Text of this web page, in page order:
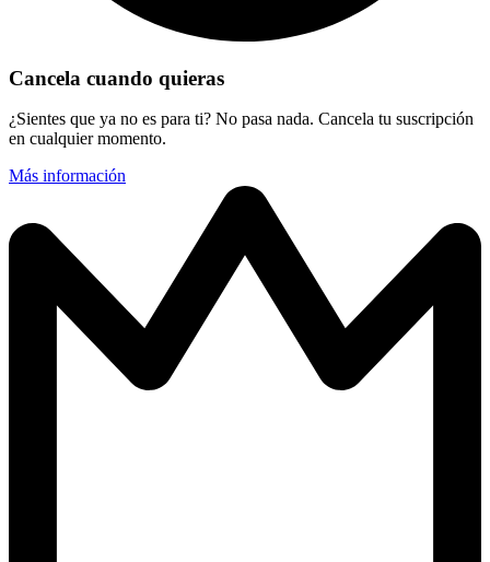
Cancela cuando quieras
¿Sientes que ya no es para ti? No pasa nada. Cancela tu suscripción
en cualquier momento.
Más información